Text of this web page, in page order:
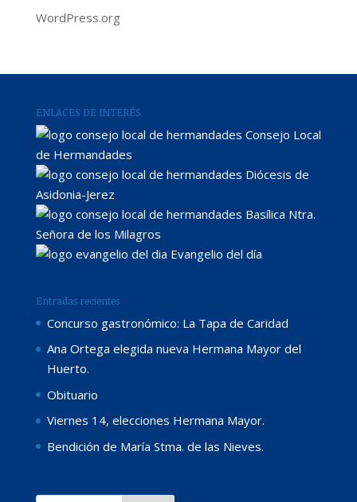
WordPress.org
ENLACES DE INTERÉS
Consejo Local
de Hermandades
Diócesis de
Asidonia-Jerez
Basílica Ntra.
Señora de los Milagros
Evangelio del día
Entradas recientes
Concurso gastronómico: La Tapa de Caridad
Ana Ortega elegida nueva Hermana Mayor del
Huerto.
Obituario
Viernes 14, elecciones Hermana Mayor.
Bendición de María Stma. de las Nieves.